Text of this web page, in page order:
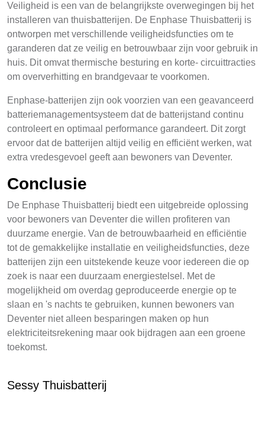
Veiligheid is een van de belangrijkste overwegingen bij het
installeren van thuisbatterijen. De Enphase Thuisbatterij is
ontworpen met verschillende veiligheidsfuncties om te
garanderen dat ze veilig en betrouwbaar zijn voor gebruik in
huis. Dit omvat thermische besturing en korte- circuittracties
om oververhitting en brandgevaar te voorkomen.
Enphase-batterijen zijn ook voorzien van een geavanceerd
batteriemanagementsysteem dat de batterijstand continu
controleert en optimaal performance garandeert. Dit zorgt
ervoor dat de batterijen altijd veilig en efficiënt werken, wat
extra vredesgevoel geeft aan bewoners van Deventer.
Conclusie
De Enphase Thuisbatterij biedt een uitgebreide oplossing
voor bewoners van Deventer die willen profiteren van
duurzame energie. Van de betrouwbaarheid en efficiëntie
tot de gemakkelijke installatie en veiligheidsfuncties, deze
batterijen zijn een uitstekende keuze voor iedereen die op
zoek is naar een duurzaam energiestelsel. Met de
mogelijkheid om overdag geproduceerde energie op te
slaan en 's nachts te gebruiken, kunnen bewoners van
Deventer niet alleen besparingen maken op hun
elektriciteitsrekening maar ook bijdragen aan een groene
toekomst.
Sessy Thuisbatterij